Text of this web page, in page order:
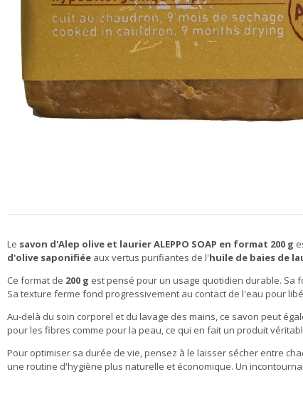
Le savon d'Alep olive et laurier ALEPPO SOAP en format 200 g
d'olive saponifiée aux vertus purifiantes de l'huile de baies de
Ce format de 200 g est pensé pour un usage quotidien durable.
Sa texture ferme fond progressivement au contact de l'eau pour
Au-delà du soin corporel et du lavage des mains, ce savon peut
pour les fibres comme pour la peau, ce qui en fait un produit
Pour optimiser sa durée de vie, pensez à le laisser sécher entre
une routine d'hygiène plus naturelle et économique. Un